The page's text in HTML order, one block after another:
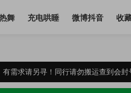
舞 充电哄睡 微博抖音 收
需求请另寻！同行请勿搬运查到会封